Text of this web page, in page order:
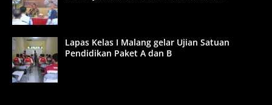
Lapas Kelas I Malang gelar Ujian Satuan
Pendidikan Paket A dan B